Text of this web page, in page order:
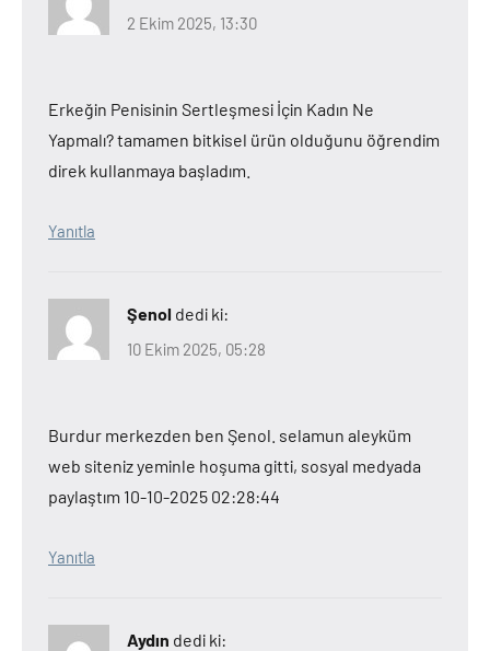
2 Ekim 2025, 13:30
Erkeğin Penisinin Sertleşmesi İçin Kadın Ne
Yapmalı? tamamen bitkisel ürün olduğunu öğrendim
direk kullanmaya başladım.
Yanıtla
Şenol dedi ki:
10 Ekim 2025, 05:28
Burdur merkezden ben Şenol. selamun aleyküm
web siteniz yeminle hoşuma gitti, sosyal medyada
paylaştım 10-10-2025 02:28:44
Yanıtla
Aydın dedi ki: